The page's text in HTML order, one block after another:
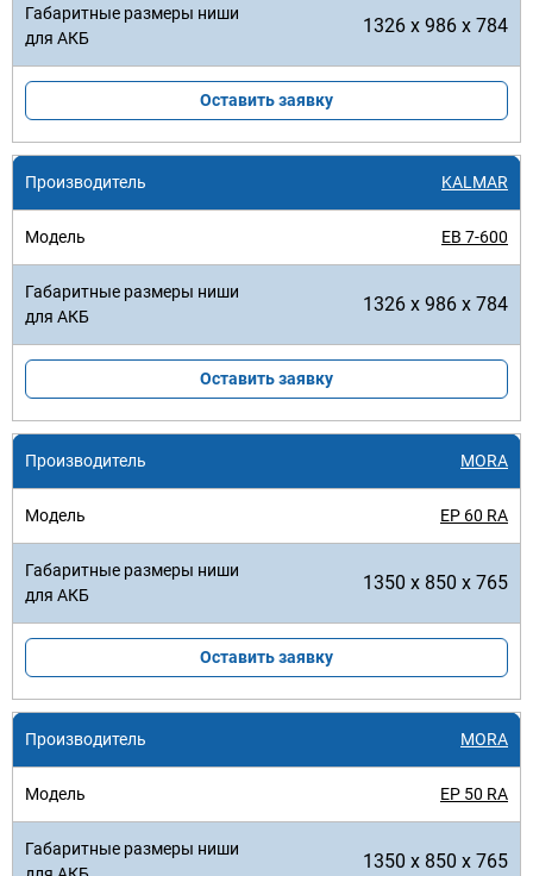
1326 x 986 x 784
Оставить заявку
KALMAR
EB 7-600
1326 x 986 x 784
Оставить заявку
MORA
EP 60 RA
1350 x 850 x 765
Оставить заявку
MORA
EP 50 RA
1350 x 850 x 765